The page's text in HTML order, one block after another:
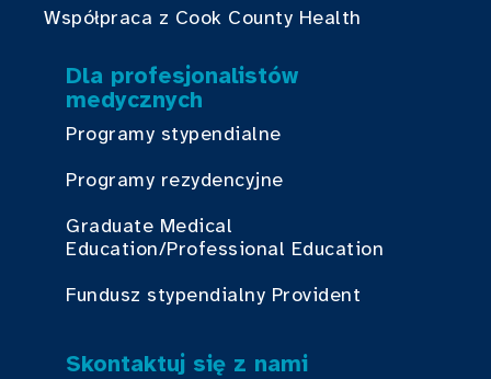
Współpraca z Cook County Health
Dla profesjonalistów
medycznych
Programy stypendialne
Programy rezydencyjne
Graduate Medical
Education/Professional Education
Fundusz stypendialny Provident
Skontaktuj się z nami